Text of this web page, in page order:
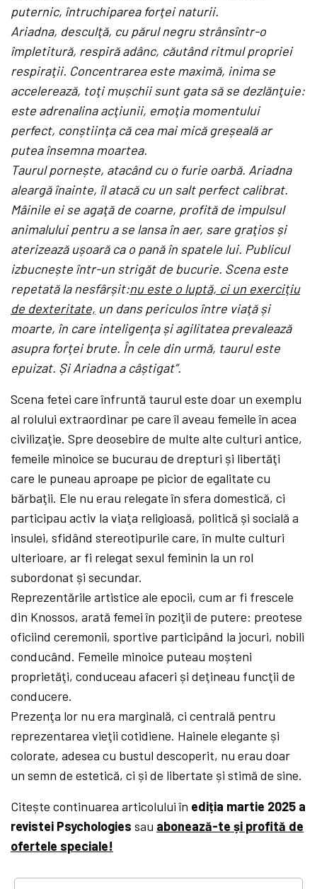
puternic, întruchiparea forţei naturii.
Ariadna, desculţă, cu părul negru strânsîntr-o
împletitură, respiră adânc, căutând ritmul propriei
respiraţii. Concentrarea este maximă, inima se
accelerează, toţi mușchii sunt gata să se dezlănţuie:
este adrenalina acţiunii, emoţia momentului
perfect, conștiinţa că cea mai mică greșeală ar
putea însemna moartea.
Taurul pornește, atacând cu o furie oarbă. Ariadna
aleargă înainte, îl atacă cu un salt perfect calibrat.
Mâinile ei se agaţă de coarne, profită de impulsul
animalului pentru a se lansa în aer, sare graţios și
aterizează ușoară ca o pană în spatele lui. Publicul
izbucnește într-un strigăt de bucurie. Scena este
repetată la nesfârșit:nu este o luptă, ci un exerciţiu
de dexteritate, un dans periculos între viaţă și
moarte, în care inteligenţa și agilitatea prevalează
asupra forţei brute. În cele din urmă, taurul este
epuizat. Și Ariadna a câștigat”.
Scena fetei care înfruntă taurul este doar un exemplu
al rolului extraordinar pe care îl aveau femeile în acea
civilizaţie. Spre deosebire de multe alte culturi antice,
femeile minoice se bucurau de drepturi și libertăţi
care le puneau aproape pe picior de egalitate cu
bărbaţii. Ele nu erau relegate în sfera domestică, ci
participau activ la viaţa religioasă, politică și socială a
insulei, sfidând stereotipurile care, în multe culturi
ulterioare, ar fi relegat sexul feminin la un rol
subordonat și secundar.
Reprezentările artistice ale epocii, cum ar fi frescele
din Knossos, arată femei în poziţii de putere: preotese
oficiind ceremonii, sportive participând la jocuri, nobili
conducând. Femeile minoice puteau moșteni
proprietăţi, conduceau afaceri și deţineau funcţii de
conducere.
Prezenţa lor nu era marginală, ci centrală pentru
reprezentarea vieţii cotidiene. Hainele elegante și
colorate, adesea cu bustul descoperit, nu erau doar
un semn de estetică, ci și de libertate și stimă de sine.
Citește continuarea articolului în ediția martie 2025 a
revistei Psychologies sau abonează-te și profită de
ofertele speciale!